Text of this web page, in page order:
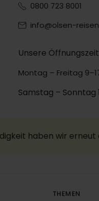
0800 723 8001
info@olsen-
Unsere
Montag – Freitag
Samstag – Sonntag
haben wir
THEMEN